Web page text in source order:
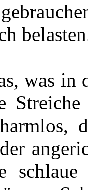
was in
Streiche